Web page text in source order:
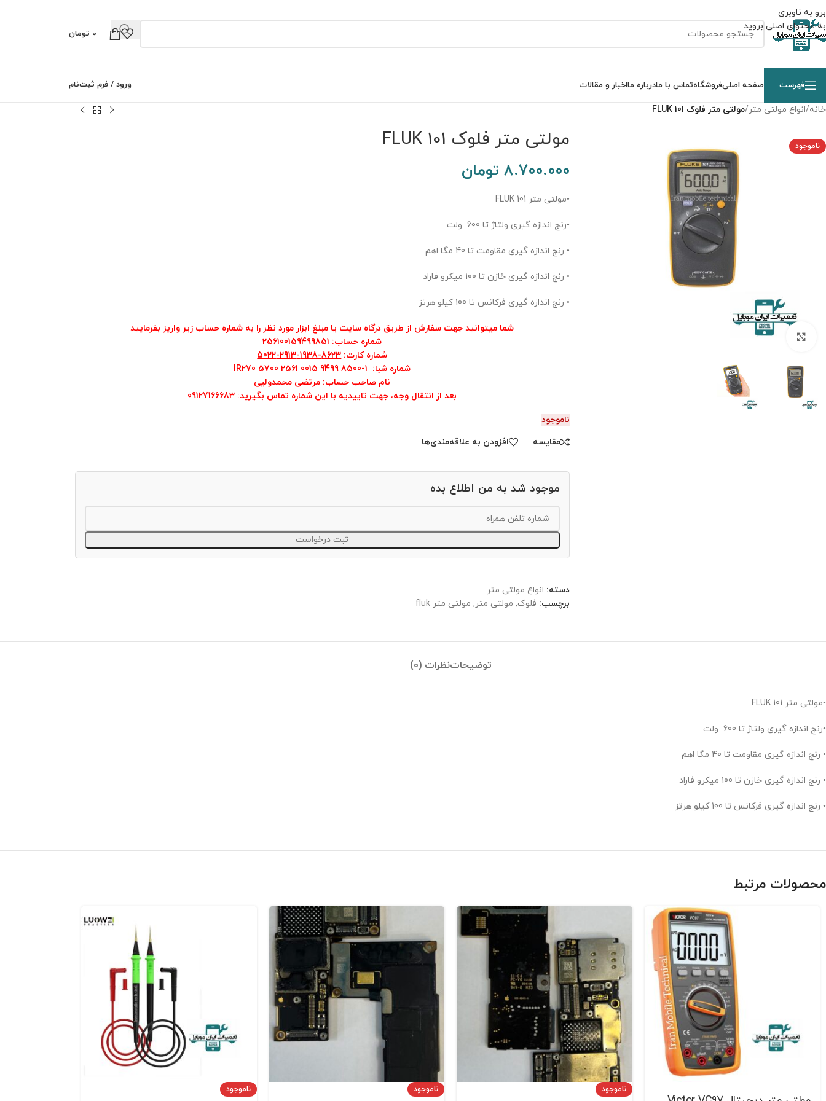
برو به ناوبری
به محتوای اصلی بروید
0 تومان
فهرست صفحه اصلیفروشگاهتماس با مادرباره مااخبار و مقالات ورود / فرم ثبت‌نام
خانه/انواع مولتی متر/مولتی متر فلوک FLUK 101
ناموجود
برای بزرگنمایی کلیک کنید.
مولتی متر فلوک FLUK 101
8.700.000 تومان
•مولتی متر FLUK 101
•رنج اندازه گیری ولتاژ تا 600 ولت
• رنج اندازه گیری مقاومت تا 40 مگا اهم
• رنج اندازه گیری خازن تا 100 میکرو فاراد
• رنج اندازه گیری فرکانس تا 100 کیلو هرتز
شما میتوانید جهت سفارش از طریق درگاه سایت یا مبلغ ابزار مورد نظر را به شماره حساب زیر واریز بفرمایید
شماره حساب:
256100159499851
شماره کارت:
8623-1938-2913-5022
شماره شبا:
IR270 5700 2561 0015 9499 8500-1
نام صاحب حساب: مرتضی محمدولیی
بعد از انتقال وجه، جهت تاییدیه با این شماره تماس بگیرید: 09127166683
ناموجود
مقایسه
افزودن به علاقه‌مندی‌ها
موجود شد به من اطلاع بده
ثبت درخواست
دسته: انواع مولتی متر
برچسب: فلوک, مولتی متر, مولتی متر fluk
توضیحاتنظرات (0)
•مولتی متر FLUK 101
•رنج اندازه گیری ولتاژ تا 600 ولت
• رنج اندازه گیری مقاومت تا 40 مگا اهم
• رنج اندازه گیری خازن تا 100 میکرو فاراد
• رنج اندازه گیری فرکانس تا 100 کیلو هرتز
محصولات مرتبط
ناموجود ناموجود ناموجود